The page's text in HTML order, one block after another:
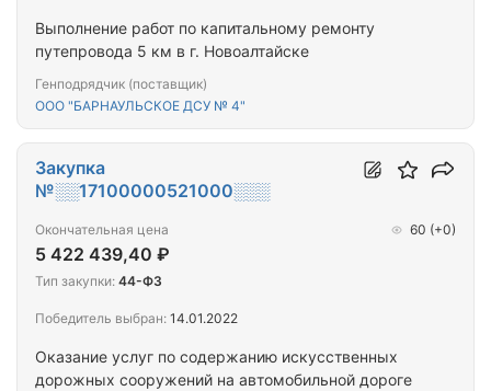
Выполнение работ по капитальному ремонту
путепровода 5 км в г. Новоалтайске
Генподрядчик (поставщик)
ООО "БАРНАУЛЬСКОЕ ДСУ № 4"
Оказание услуг по содержанию искусственных
дорожных сооружений на автомобильной дороге
Закупка
№░░17100000521000░░░
Окончательная цена
5 422 439,40 ₽
60 (+0)
Тип закупки: 44-ФЗ
Победитель выбран: 14.01.2022